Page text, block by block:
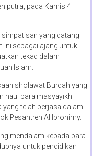
putra, pada Kamis 4
yang datang
ini sebagai ajang untuk
tekad dalam
Islam.
sholawat Burdah yang
haul para masyayikh
telah berjasa dalam
Pesantren Al Ibrohimy.
mendalam kepada para
untuk pendidikan